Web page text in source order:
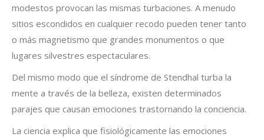
modestos provocan las mismas turbaciones. A menudo
sitios escondidos en cualquier recodo pueden tener tanto
o más magnetismo que grandes monumentos o que
lugares silvestres espectaculares.
Del mismo modo que el síndrome de Stendhal turba la
mente a través de la belleza, existen determinados
parajes que causan emociones trastornando la conciencia.
La ciencia explica que fisiológicamente las emociones
podamos
funcionalidad
y estructura
de la web, en
base a cómo
se usa la
web.
Experiencia